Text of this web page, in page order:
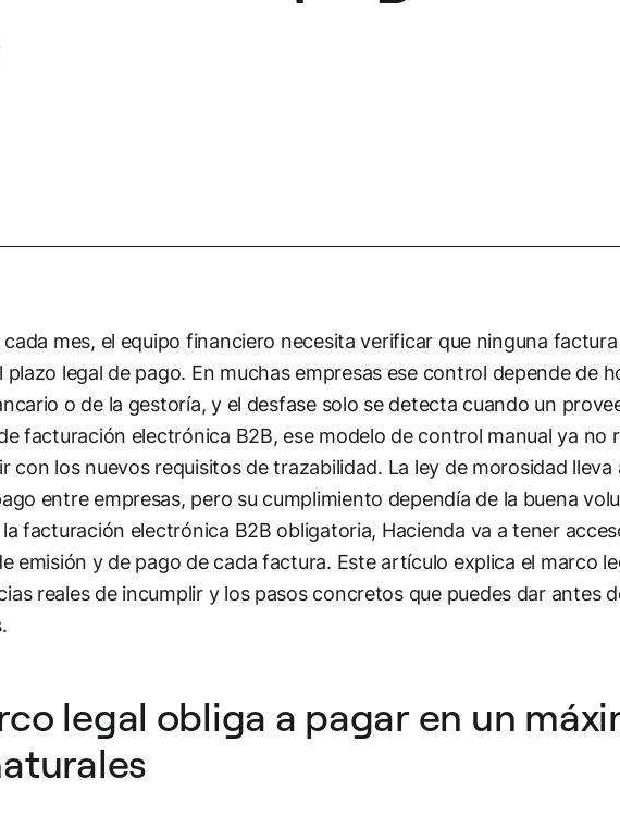
cada mes, el equipo financiero necesita verificar que ninguna
plazo legal de pago. En muchas empresas ese control depende de
o de la gestoría, y el desfase solo se detecta cuando un
facturación electrónica B2B, ese modelo de control manual ya no
con los nuevos requisitos de trazabilidad. La ley de morosidad
entre empresas, pero su cumplimiento dependía de la buena
facturación electrónica B2B obligatoria, Hacienda va a tener
emisión y de pago de cada factura. Este artículo explica el marco
reales de incumplir y los pasos concretos que puedes dar antes
legal obliga a pagar en un